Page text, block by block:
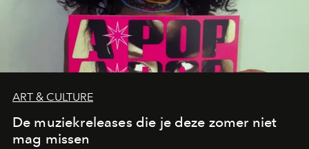
ART & CULTURE
De muziekreleases die je deze zomer niet
mag missen